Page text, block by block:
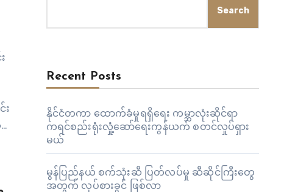
Search
Recent Posts
နိုင်ငံတကာ ထောက်ခံမှုရရှိရေး ကမ္ဘာလုံးဆိုင်ရာ
ကရင်စည်းရုံးလှုံ့ဆော်ရေးကွန်ယက် စတင်လှုပ်ရှား
မယ်
မွန်ပြည်နယ် စက်သုံးဆီ ပြတ်လပ်မှု ဆီဆိုင်ကြီးတွေ
အတွက် လုပ်စားခွင် ဖြစ်လာ